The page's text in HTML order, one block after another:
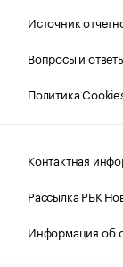
Источник
Вопросы и
Политика
Контактная
Рассылка РБК
Информация об